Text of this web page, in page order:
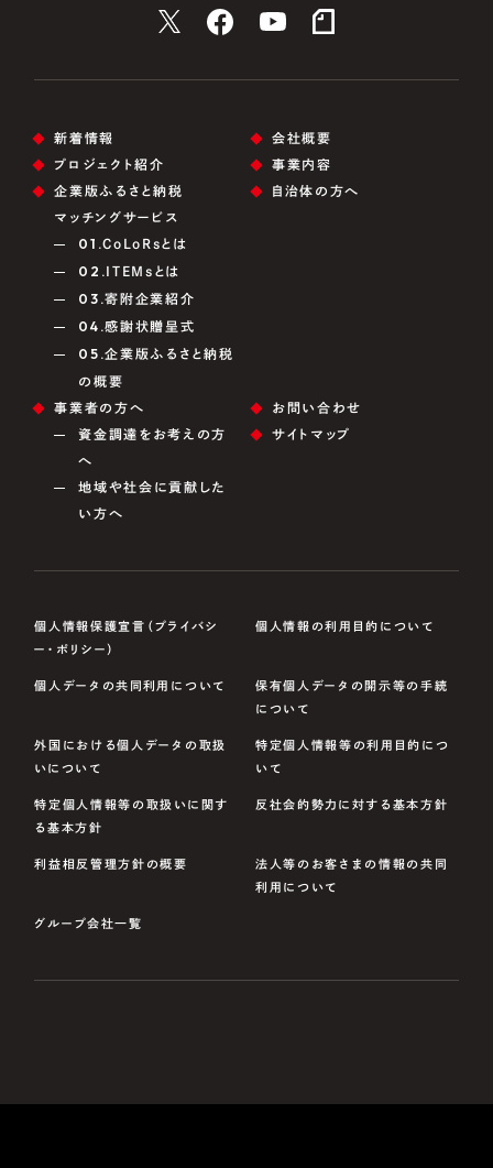
新着情報
会社概要
プロジェクト紹介
事業内容
企業版ふるさと納税
マッチングサービス
01.CoLoRsとは
02. ITEMsとは
03.寄附企業紹介
04.感謝状贈呈式
05.企業版ふるさと納税
の概要
自治体の方へ
事業者の方へ
資金調達をお考えの方
へ
地域や社会に貢献した
い方へ
お問い合わせ
サイトマップ
個人情報保護宣言（プライバシ
ー・ポリシー）
個人情報の利用目的について
個人データの共同利用について 保有個人データの開示等の手続
について
外国における個人データの取扱
いについて
特定個人情報等の利用目的につ
いて
特定個人情報等の取扱いに関す
る基本方針
反社会的勢力に対する基本方針
利益相反管理方針の概要 法人等のお客さまの情報の共同
利用について
グループ会社一覧